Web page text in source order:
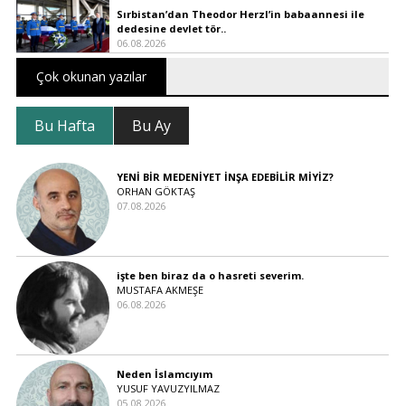
Sırbistan’dan Theodor Herzl’in babaannesi ile
dedesine devlet tör..
06.08.2026
Çok okunan yazılar
Bu Hafta Bu Ay
YENİ BİR MEDENİYET İNŞA EDEBİLİR MİYİZ?
ORHAN GÖKTAŞ
07.08.2026
işte ben biraz da o hasreti severim.
MUSTAFA AKMEŞE
06.08.2026
Neden İslamcıyım
YUSUF YAVUZYILMAZ
05.08.2026